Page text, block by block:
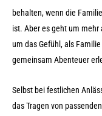
behalten, wenn die
ist. Aber es geht um
um das Gefühl, als
gemeinsam Abenteuer
Selbst bei festlichen
das Tragen von